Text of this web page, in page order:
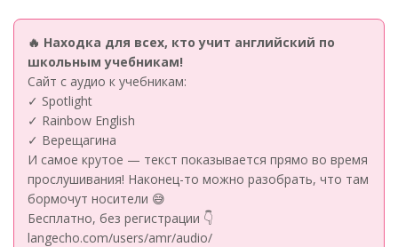
🔥 Находка для всех, кто учит английский по
школьным учебникам!
Сайт с аудио к учебникам:
✓ Spotlight
✓ Rainbow English
✓ Верещагина
И самое крутое — текст показывается прямо во время
прослушивания! Наконец-то можно разобрать, что там
бормочут носители 😅
Бесплатно, без регистрации 👇
langecho.com/users/amr/audio/